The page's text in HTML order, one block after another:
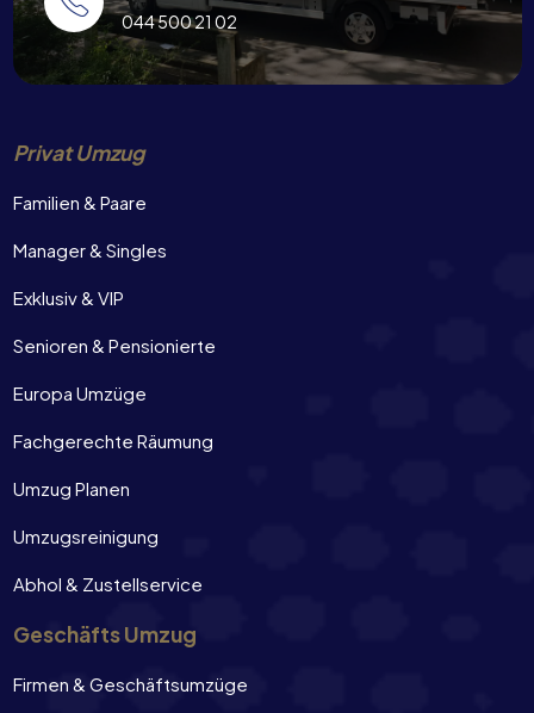
044 500 21 02
Privat Umzug
Familien & Paare
Manager & Singles
Exklusiv & VIP
Senioren & Pensionierte
Europa Umzüge
Fachgerechte Räumung
Umzug Planen
Umzugsreinigung
Abhol & Zustellservice
Geschäfts Umzug
Firmen & Geschäftsumzüge